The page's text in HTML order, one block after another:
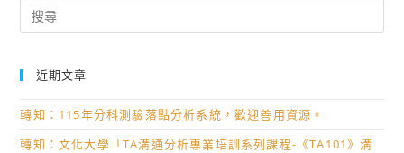
for:
近期文章
轉知：115年分科測驗落點分析系統，歡迎善用資源。
轉知：文化大學「TA溝通分析專業培訓系列課程-《TA101》溝